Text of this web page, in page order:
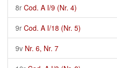
8r Cod. A I/9 (Nr. 4)
9r Cod. A I/18 (Nr. 5)
9v Nr. 6, Nr. 7